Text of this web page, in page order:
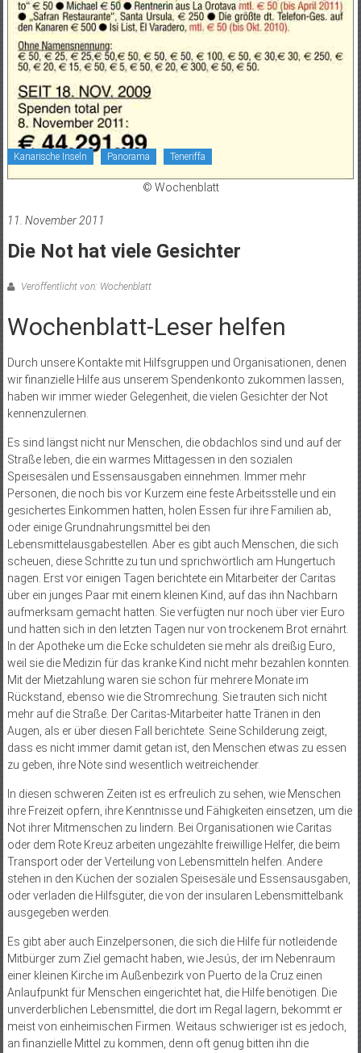
Kanarische Inseln Panorama Teneriffa
© Wochenblatt
11. November 2011
Die Not hat viele Gesichter
Veröffentlicht von: Wochenblatt
Wochenblatt-Leser helfen
Durch unsere Kontakte mit Hilfsgruppen und Organisationen, denen
wir finanzielle Hilfe aus unserem Spendenkonto zukommen lassen,
haben wir immer wieder Gelegenheit, die vielen Gesichter der Not
kennenzulernen.
Es sind längst nicht nur Menschen, die obdachlos sind und auf der
Straße leben, die ein warmes Mittag­essen in den sozialen
Speisesälen und Essensausgaben einnehmen. Immer mehr
Personen, die noch bis vor Kurzem eine feste Arbeitsstelle und ein
gesichertes Einkommen hatten, holen Essen für ihre Familien ab,
oder einige Grundnahrungsmittel bei den
Lebensmittelausgabestellen. Aber es gibt auch Menschen, die sich
scheuen, diese Schritte zu tun und sprichwörtlich am Hungertuch
nagen. Erst vor einigen Tagen berichtete ein Mitarbeiter der Caritas
über ein junges Paar mit einem kleinen Kind, auf das ihn Nachbarn
aufmerksam gemacht hatten. Sie verfügten nur noch über vier Euro
und hatten sich in den letzten Tagen nur von trockenem Brot ernährt.
In der Apotheke um die Ecke schuldeten sie mehr als dreißig Euro,
weil sie die Medizin für das kranke Kind nicht mehr bezahlen konnten.
Mit der Mietzahlung waren sie schon für mehrere Monate im
Rückstand, ebenso wie die Stromrechung. Sie trauten sich nicht
mehr auf die Straße. Der Caritas-Mitarbeiter hatte Tränen in den
Augen, als er über diesen Fall berichtete. Seine Schilderung zeigt,
dass es nicht immer damit getan ist, den Menschen etwas zu essen
zu geben, ihre Nöte sind wesentlich weitreichender.
In diesen schweren Zeiten ist es erfreulich zu sehen, wie Menschen
ihre Freizeit opfern, ihre Kenntnisse und Fähigkeiten einsetzen, um die
Not ihrer Mitmenschen zu lindern. Bei Organisationen wie Caritas
oder dem Rote Kreuz arbeiten ungezählte freiwillige Helfer, die beim
Transport oder der Verteilung von Lebensmitteln helfen. Andere
stehen in den Küchen der sozialen Speisesäle und Essensausgaben,
oder verladen die Hilfsgüter, die von der insularen Lebensmittelbank
ausgegeben werden.
Es gibt aber auch Einzelpersonen, die sich die Hilfe für notleidende
Mitbürger zum Ziel gemacht haben, wie Jesús, der im Nebenraum
einer kleinen Kirche im Außenbezirk von Puerto de la Cruz einen
Anlaufpunkt für Menschen eingerichtet hat, die Hilfe benötigen. Die
unverderblichen Lebensmittel, die dort im Regal lagern, bekommt er
meist von einheimischen Firmen. Weitaus schwieriger ist es jedoch,
an finanzielle Mittel zu kommen, denn oft genug bitten ihn die